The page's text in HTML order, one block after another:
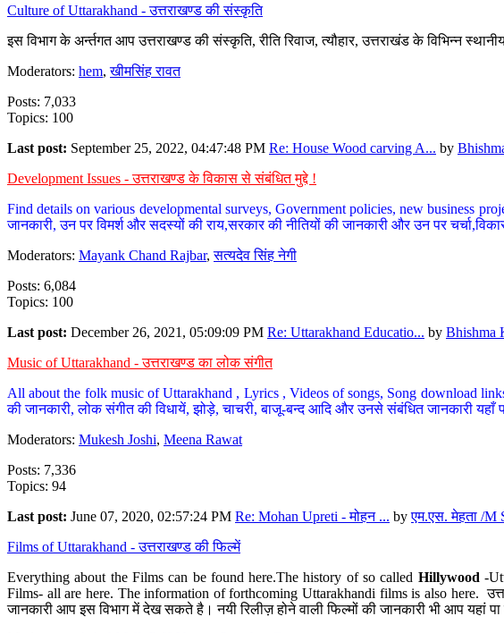
Culture of Uttarakhand - उत्तराखण्ड की संस्कृति
इस विभाग के अर्न्तगत आप उत्तराखण्ड की संस्कृति, रीति रिवाज, त्यौहार, उत्तराखंड के विभिन्न
Moderators: hem,खीमसिंह रावत
Posts: 7,033
Topics: 100
Last post: September 25, 2022, 04:47:48 PM Re: House Wood carving A... by
Development Issues - उत्तराखण्ड के विकास से संबंधित मुद्दे !
Find details on various developmental surveys, Government policies, new business
जानकारी, उन पर विमर्श और सदस्यों की राय,सरकार की नीतियों की जानकारी और उन पर
Moderators: Mayank Chand Rajbar,सत्यदेव सिंह नेगी
Posts: 6,084
Topics: 100
Last post: December 26, 2021, 05:09:09 PM Re: Uttarakhand Educatio... by Bhishma
Music of Uttarakhand - उत्तराखण्ड का लोक संगीत
All about the folk music of Uttarakhand , Lyrics , Videos of songs, Song download
की जानकारी, लोक संगीत की विधायें, झोड़े, चाचरी, बाजू-बन्द आदि और उनसे संबंधित जानकारी
Moderators: Mukesh Joshi, Meena Rawat
Posts: 7,336
Topics: 94
Last post: June 07, 2020, 02:57:24 PM Re: Mohan Upreti - मोहन ... byएम.एस. मेहता /M
Films of Uttarakhand - उत्तराखण्ड की फिल्में
Everything about the Films can be found here.The history of so called Hillywood-
Films- all are here. The information of forthcoming Uttarakhandi films is also here.
जानकारी आप इस विभाग में देख सकते है। नयी रिलीज़ होने वाली फिल्मों की जानकारी भी आप यहां